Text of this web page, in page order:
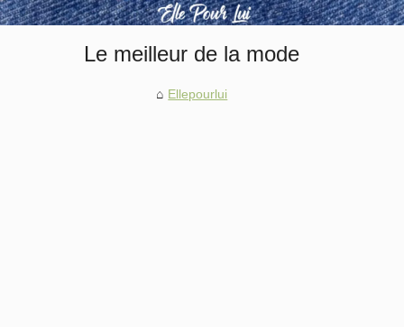
Le meilleur de la mode
Ellepourlui